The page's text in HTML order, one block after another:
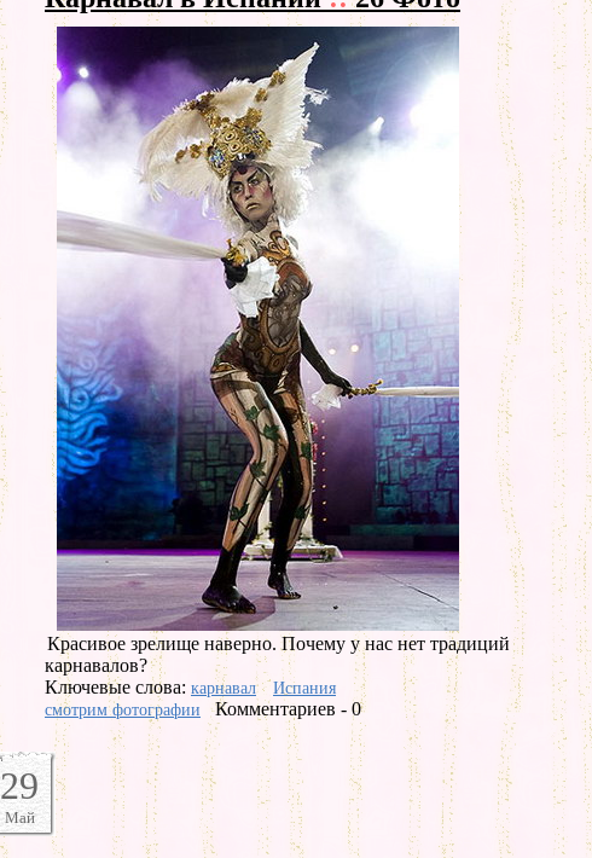
Красивое зрелище наверно. Почему у нас нет традиций
карнавалов?
Ключевые слова: карнавал
Испания
смотрим фотографии
Комментариев - 0
29
Май